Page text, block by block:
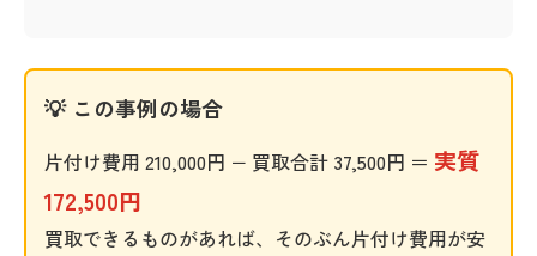
💡 この事例の場合
片付け費用 210,000円 − 買取合計 37,500円 ＝ 実質
172,500円
買取できるものがあれば、そのぶん片付け費用が安